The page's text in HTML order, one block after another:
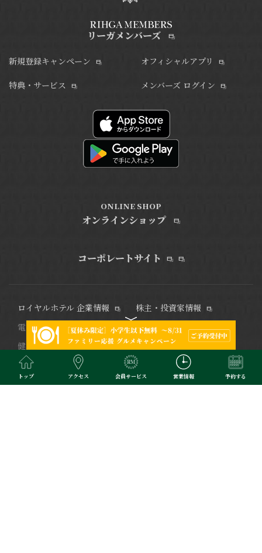
リーガメンバーズ
新規登録キャンペーン
特典・サービス
オフィシャルアプリ
メンバーズ ログイン
ONLINE SHOP
オンラインショップ
コーポレートサイト
ロイヤルホテル 企業情報
株主・投資家情報
電子公告
サステナビリティ
健康経営
カスタマーハラスメント
対応方針
DXへの取り組み
採用情報
トップ アクセス 会員サービス 営業情報 予約する